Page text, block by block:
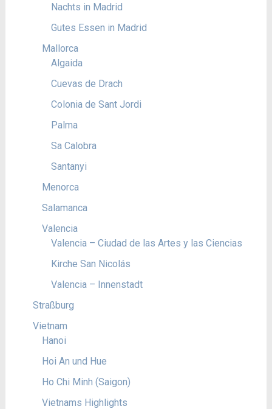
Nachts in Madrid
Gutes Essen in Madrid
Mallorca
Algaida
Cuevas de Drach
Colonia de Sant Jordi
Palma
Sa Calobra
Santanyi
Menorca
Salamanca
Valencia
Valencia – Ciudad de las Artes y las Ciencias
Kirche San Nicolás
Valencia – Innenstadt
Straßburg
Vietnam
Hanoi
Hoi An und Hue
Ho Chi Minh (Saigon)
Vietnams Highlights